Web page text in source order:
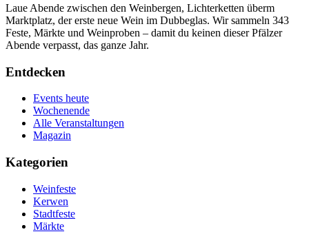
Laue Abende zwischen den Weinbergen, Lichterketten überm
Marktplatz, der erste neue Wein im Dubbeglas. Wir sammeln 343
Feste, Märkte und Weinproben – damit du keinen dieser Pfälzer
Abende verpasst, das ganze Jahr.
Entdecken
Events heute
Wochenende
Alle Veranstaltungen
Magazin
Kategorien
Weinfeste
Kerwen
Stadtfeste
Märkte